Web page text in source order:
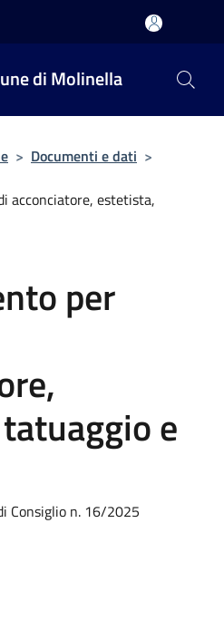
di Molinella
> Documenti e dati >
acconciatore, estetista,
per
e
Consiglio n. 16/2025